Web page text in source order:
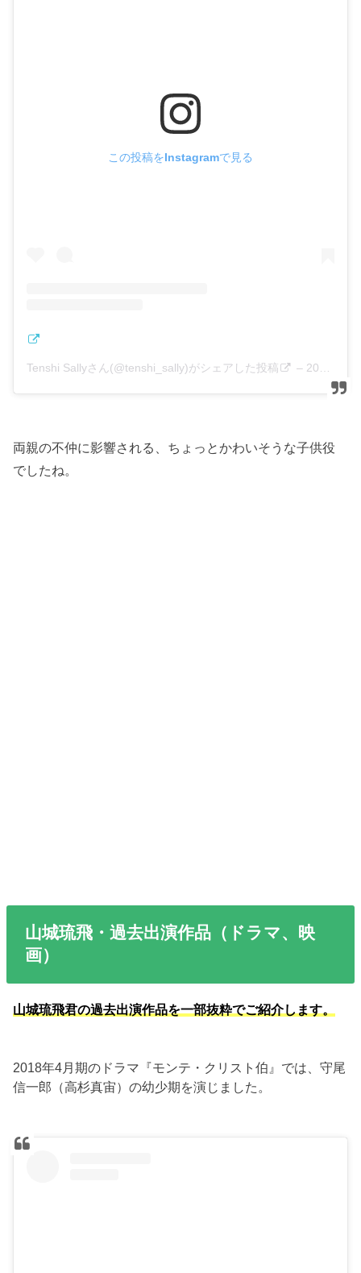
この投稿をInstagramで見る
Tenshi Sallyさん(@tenshi_sally)がシェアした投稿 – 2018年 8月月30日午前1時29分PDT
両親の不仲に影響される、ちょっとかわいそうな子供役
でしたね。
山城琉飛・過去出演作品（ドラマ、映
画）
山城琉飛君の過去出演作品を一部抜粋でご紹介します。
2018年4月期のドラマ『モンテ・クリスト伯』では、守尾
信一郎（高杉真宙）の幼少期を演じました。